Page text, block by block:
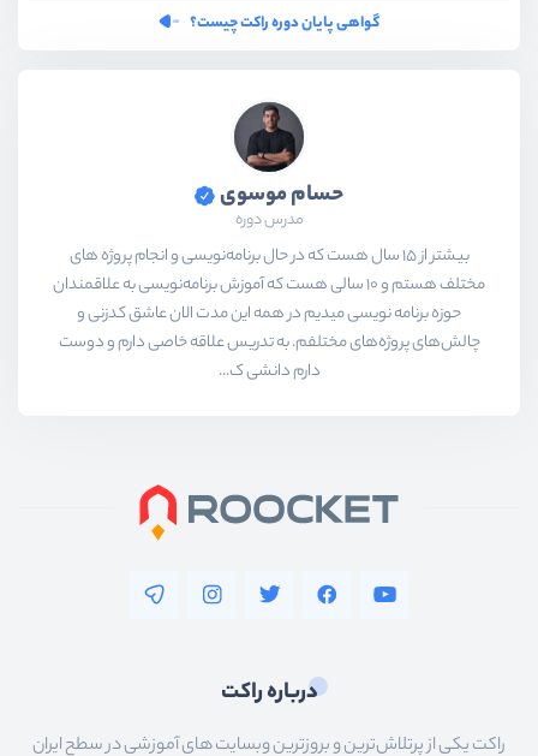
گواهی پایان دوره راکت چیست؟
حسام موسوی
مدرس دوره
بیشتر از ۱۵ سال هست که در حال برنامه‌نویسی و انجام پروژه های
مختلف هستم و ۱۰ سالی هست که آموزش برنامه‌نویسی به علاقمندان
حوزه برنامه نویسی میدیم در همه این مدت الان عاشق کدزنی و
چالش‌های پروژه‌های مختلفم. به تدریس علاقه خاصی دارم و دوست
دارم دانشی ک...
درباره راکت
راکت یکی از پرتلاش‌ترین و بروزترین وبسایت های آموزشی در سطح ایران